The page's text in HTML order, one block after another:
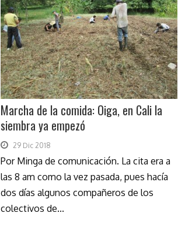
Marcha de la comida: Oiga, en Cali la
siembra ya empezó
29 Dic 2018
Por Minga de comunicación. La cita era a
las 8 am como la vez pasada, pues hacía
dos días algunos compañeros de los
colectivos de...